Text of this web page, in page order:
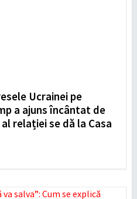
Ucrainei pe
a ajuns încântat de
relației se dă la Casa